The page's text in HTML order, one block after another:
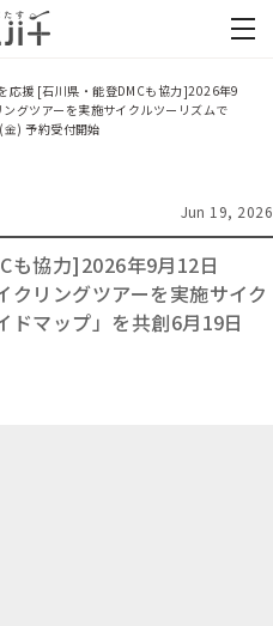
応援 [石川県・能登DMCも協力]2026年9
グツアーを実施サイクルツーリズムで
金) 予約受付開始
Jun 19, 2026
も協力]2026年9月12日
クリングツアーを実施サイク
ドマップ」を共創6月19日